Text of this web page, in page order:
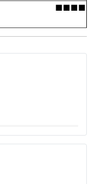
■■■■